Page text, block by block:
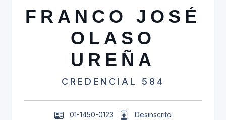
FRANCO JOSÉ
OLASO
UREÑA
CREDENCIAL 584
01-1450-0123 Desinscrito